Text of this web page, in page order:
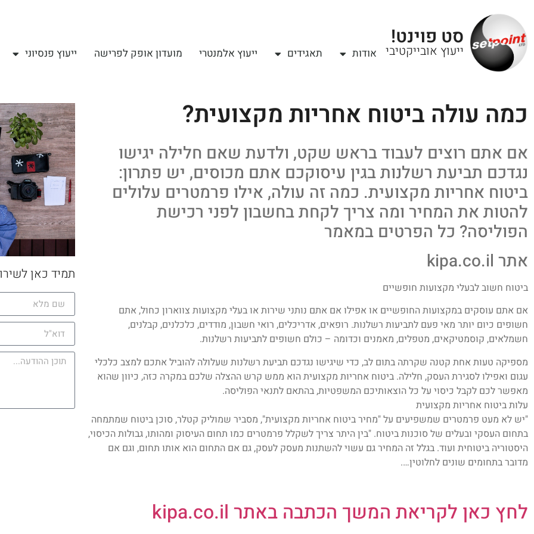
סט פוינט!
ייעוץ אובייקטיבי אודות תאגידים ייעוץ אלמנטרי מועדון אופק לפרישה ייעוץ פנסיוני
כמה עולה ביטוח אחריות מקצועית?
אם אתם רוצים לעבוד בראש שקט, ולדעת שאם חלילה יגישו
נגדכם תביעת רשלנות בגין עיסוקכם אתם מכוסים, יש פתרון:
ביטוח אחריות מקצועית. כמה זה עולה, אילו פרמטרים עלולים
להטות את המחיר ומה צריך לקחת בחשבון לפני רכישת
הפוליסה? כל הפרטים במאמר
אתר kipa.co.il
ביטוח חשוב לבעלי מקצועות חופשיים
אם אתם עוסקים במקצועות החופשיים או אפילו אם אתם נותני שירות או בעלי מקצועות צווארון כחול, אתם
חשופים כיום יותר מאי פעם לתביעות רשלנות. רופאים, אדריכלים, רואי חשבון, מודדים, כלכלנים, קבלנים,
חשמלאים, קוסמטיקאים, מטפלים, מאמנים וכדומה – כולם חשופים לתביעות רשלנות.
מספיקה טעות אחת קטנה שקרתה בתום לב, כדי שיגישו נגדכם תביעת רשלנות שעלולה להוביל אתכם למצב כלכלי
עגום ואפילו לסגירת העסק, חלילה. ביטוח אחריות מקצועית הוא ממש קרש ההצלה שלכם במקרה כזה, כיוון שהוא
מאפשר לכם לקבל כיסוי על כל הוצאותיכם המשפטיות, בהתאם לתנאי הפוליסה.
עלות ביטוח אחריות מקצועית
"יש לא מעט פרמטרים שמשפיעים על "מחיר ביטוח אחריות מקצועית", מסביר שמוליק קטלר, סוכן ביטוח שמתמחה
בתחום העסקי ובעלים של סוכנות ביטוח. "בין היתר צריך לשקלל פרמטרים כמו תחום העיסוק ומהותו, גבולות הכיסוי,
היסטוריה ביטוחית ועוד. בגלל זה המחיר גם עשוי להשתנות מעסק לעסק, גם אם התחום הוא אותו תחום, וגם אם
מדובר בתחומים שונים לחלוטין….
לחץ כאן לקריאת המשך הכתבה באתר kipa.co.il
תמיד כאן